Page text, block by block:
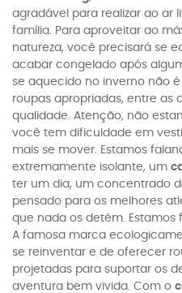
agradável para realizar ao ar
família. Para aproveitar ao
natureza, você precisará se
acabar congelado após
se aquecido no inverno não
roupas apropriadas, entre as
qualidade. Atenção, não
você tem dificuldade em
mais se mover. Estamos
extremamente isolante, um
ter um dia, um concentrado
pensado para os melhores
que nada os detém. Estamos
A famosa marca
se reinventar e de oferecer
projetadas para suportar os
aventura bem vivida. Com o